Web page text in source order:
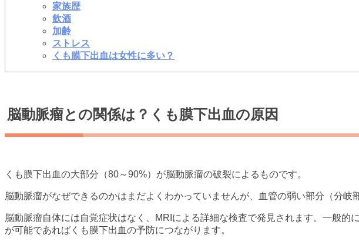
家族歴
飲酒
加齢
ストレス
くも膜下出血は女性に多い？
脳動脈瘤との関係は？くも膜下出血の原因
くも膜下出血の大部分（80～90%）が脳動脈瘤の破裂によるものです。
脳動脈瘤がなぜできるのかはまだよくわかっていませんが、血管の弱い部分（分岐
脳動脈瘤自体には自覚症状はなく、MRIによる詳細な検査で発見されます。一般
が可能であればくも膜下出血の予防につながります。